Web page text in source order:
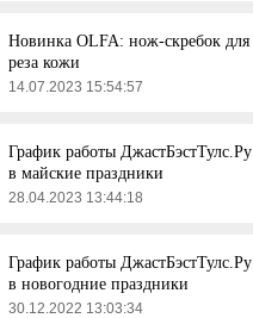
Новинка OLFA: нож-скребок для
реза кожи
14.07.2023 15:54:57
График работы ДжастБэстТулс.Ру
в майские праздники
28.04.2023 13:44:18
График работы ДжастБэстТулс.Ру
в новогодние праздники
30.12.2022 13:03:34